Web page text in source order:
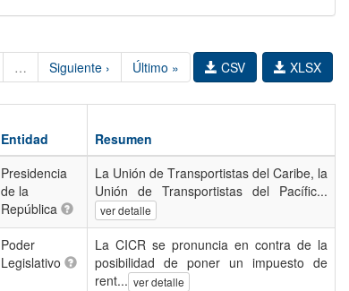
… Siguiente › Último » XLSX
CSV
Entidad
Resumen
Presidencia
de la
República
La Unión de Transportistas del Caribe, la
Unión de Transportistas del Pacífic...
ver detalle
Poder
Legislativo
La CICR se pronuncia en contra de la
posibilidad de poner un impuesto de
rent... ver detalle